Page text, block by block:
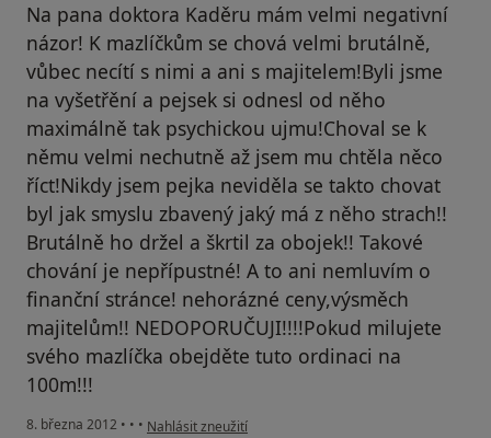
Na pana doktora Kaděru mám velmi negativní
názor! K mazlíčkům se chová velmi brutálně,
vůbec necítí s nimi a ani s majitelem!Byli jsme
na vyšetřění a pejsek si odnesl od něho
maximálně tak psychickou ujmu!Choval se k
němu velmi nechutně až jsem mu chtěla něco
říct!Nikdy jsem pejka neviděla se takto chovat
byl jak smyslu zbavený jaký má z něho strach!!
Brutálně ho držel a škrtil za obojek!! Takové
chování je nepřípustné! A to ani nemluvím o
finanční stránce! nehorázné ceny,výsměch
majitelům!! NEDOPORUČUJI!!!!Pokud milujete
svého mazlíčka obejděte tuto ordinaci na
100m!!!
8. března 2012 • • • podle názoru uživatele Váš účet byl odstraněn
Nahlásit zneužití